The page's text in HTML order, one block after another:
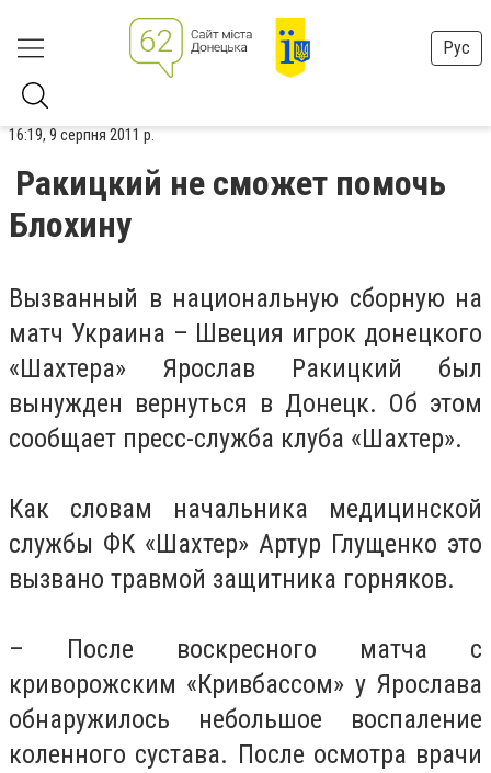
Рус
16:19, 9 серпня 2011 р.
Ракицкий не сможет помочь
Блохину
Вызванный в национальную сборную на
матч Украина – Швеция игрок донецкого
«Шахтера» Ярослав Ракицкий был
вынужден вернуться в Донецк. Об этом
сообщает пресс-служба клуба «Шахтер».
Как словам начальника медицинской
службы ФК «Шахтер» Артур Глущенко это
вызвано травмой защитника горняков.
– После воскресного матча с
криворожским «Кривбассом» у Ярослава
обнаружилось небольшое воспаление
коленного сустава. После осмотра врачи